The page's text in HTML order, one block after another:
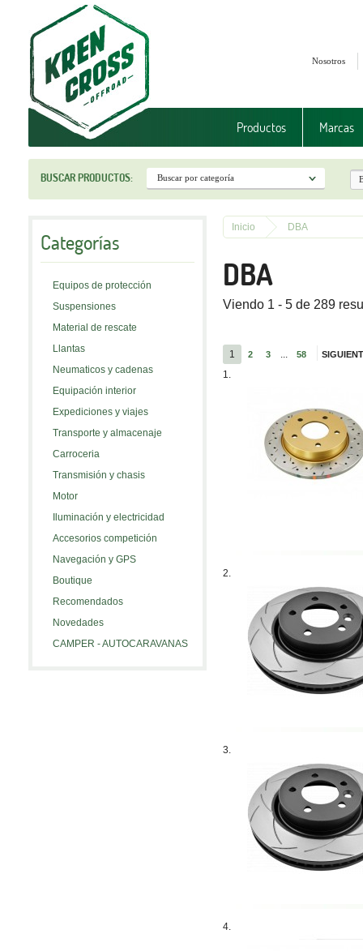
Nosotros
Productos Marcas
BUSCAR PRODUCTOS:
Categorías
Equipos de protección
Suspensiones
Material de rescate
Llantas
Neumaticos y cadenas
Equipación interior
Expediciones y viajes
Transporte y almacenaje
Carroceria
Transmisión y chasis
Motor
Iluminación y electricidad
Accesorios competición
Navegación y GPS
Boutique
Recomendados
Novedades
CAMPER - AUTOCARAVANAS
Inicio DBA
DBA
Viendo 1 - 5 de 289
1 2 3 ... 58
1.
2.
3.
4.